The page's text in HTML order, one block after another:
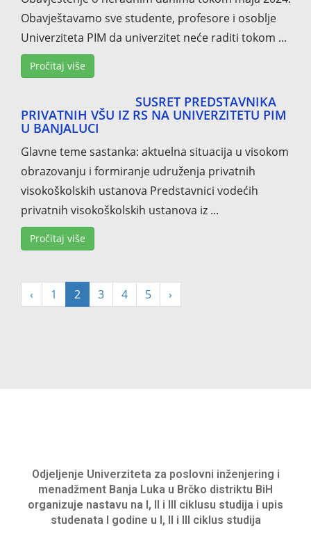
Obavještavamo sve studente, profesore i osoblje
Univerziteta PIM da univerzitet neće raditi tokom ...
Pročitaj više
SUSRET PREDSTAVNIKA
PRIVATNIH VŠU IZ RS NA UNIVERZITETU PIM
U BANJALUCI
Glavne teme sastanka: aktuelna situacija u visokom
obrazovanju i formiranje udruženja privatnih
visokoškolskih ustanova Predstavnici vodećih
privatnih visokoškolskih ustanova iz ...
Pročitaj više
‹ 1 2 3 4 5 ›
Odjeljenje Univerziteta za poslovni inženjering i
menadžment Banja Luka u Brčko distriktu BiH
organizuje nastavu na I, II i III ciklusu studija i upis
studenata I godine u I, II i III ciklus studija